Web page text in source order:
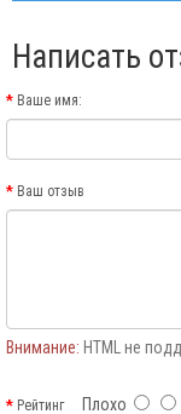
Написать
Ваше имя:
Ваш отзыв
Внимание: HTML не
РейтингПлохо